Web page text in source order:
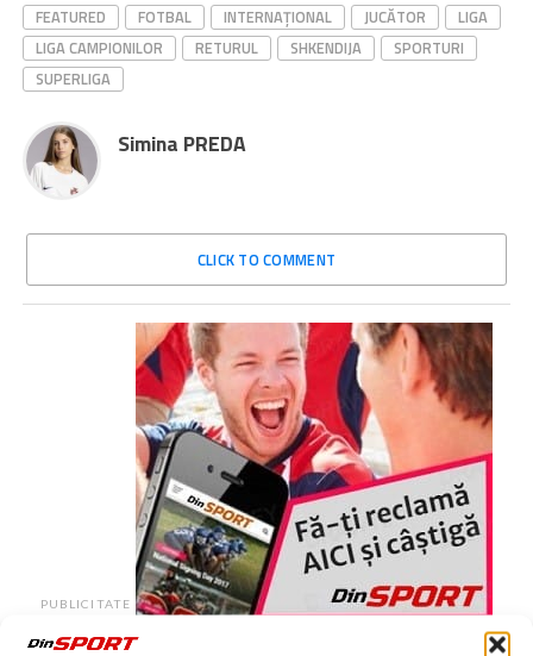
FEATURED
FOTBAL INTERNAȚIONAL JUCĂTOR
LIGA
LIGA CAMPIONILOR
RETURUL SHKENDIJA
SPORTURI
SUPERLIGA
Simina PREDA
CLICK TO COMMENT
PUBLICITATE